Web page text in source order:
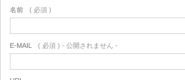
名前 ( 必須 )
E-MAIL ( 必須 ) - 公開されません -